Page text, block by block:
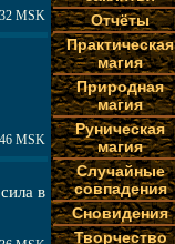
MSK
MSK
в
Отчёты
Практическая
магия
Природная
магия
Руническая
магия
Случайные
совпадения
Сновидения
Творчество